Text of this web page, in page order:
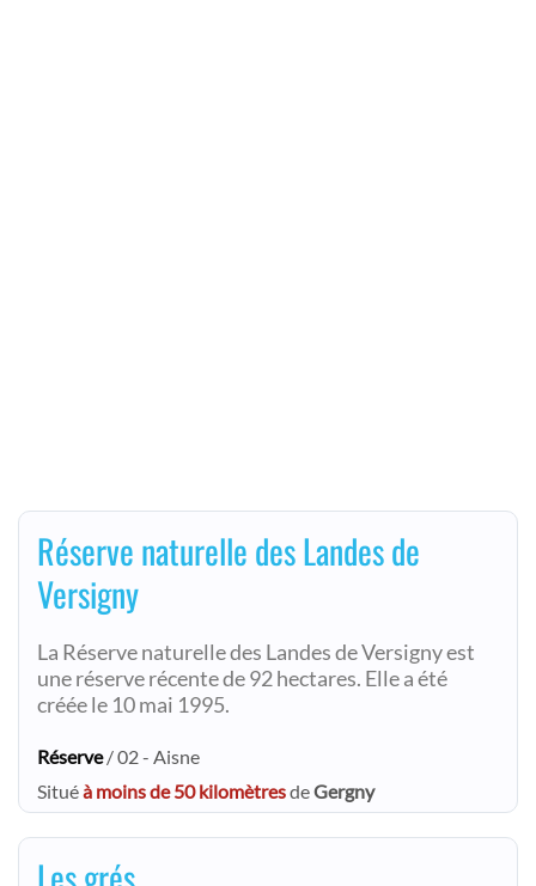
Réserve naturelle des Landes de
Versigny
La Réserve naturelle des Landes de Versigny est
une réserve récente de 92 hectares. Elle a été
créée le 10 mai 1995.
Réserve/ 02 - Aisne
Situéà moins de 50 kilomètresdeGergny